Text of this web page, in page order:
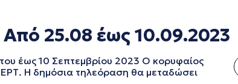
25.08 έως 10.09.2023
έως 10 Σεπτεμβρίου 2023 Ο κορυφαίος
Η δημόσια τηλεόραση θα μεταδώσει